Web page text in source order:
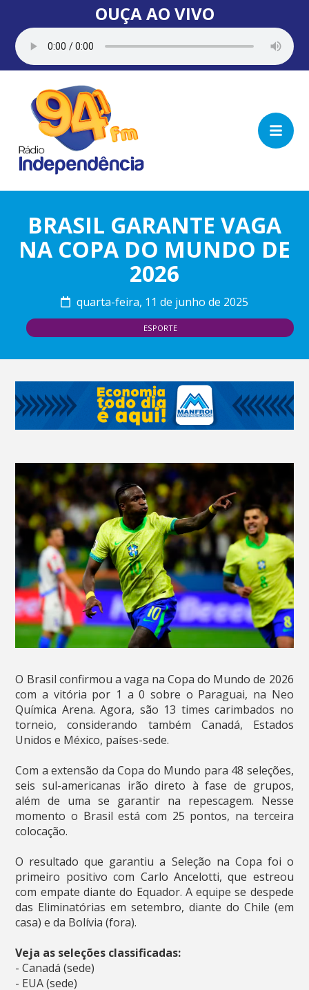
OUÇA AO VIVO
BRASIL GARANTE VAGA
NA COPA DO MUNDO DE
2026
quarta-feira, 11 de junho de 2025
ESPORTE
O Brasil confirmou a vaga na Copa do Mundo de 2026
com a vitória por 1 a 0 sobre o Paraguai, na Neo
Química Arena. Agora, são 13 times carimbados no
torneio, considerando também Canadá, Estados
Unidos e México, países-sede.
Com a extensão da Copa do Mundo para 48 seleções,
seis sul-americanas irão direto à fase de grupos,
além de uma se garantir na repescagem. Nesse
momento o Brasil está com 25 pontos, na terceira
colocação.
O resultado que garantiu a Seleção na Copa foi o
primeiro positivo com Carlo Ancelotti, que estreou
com empate diante do Equador. A equipe se despede
das Eliminatórias em setembro, diante do Chile (em
casa) e da Bolívia (fora).
Veja as seleções classificadas:
- Canadá (sede)
- EUA (sede)